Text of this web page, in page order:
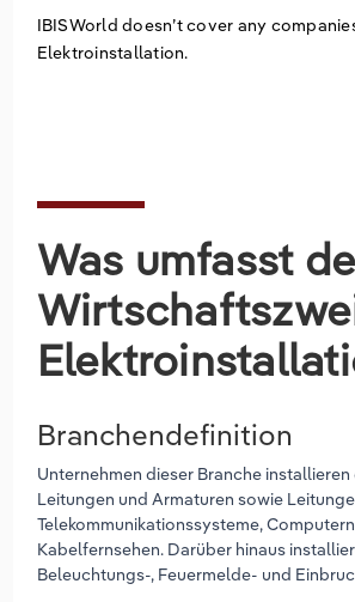
IBISWorld doesn’t cover any
Elektroinstallation.
Was umfasst
Branchendefinition
Unternehmen dieser Branche
Leitungen und Armaturen sowie
Telekommunikationssysteme,
Kabelfernsehen. Darüber hinaus
Beleuchtungs-, Feuermelde- und